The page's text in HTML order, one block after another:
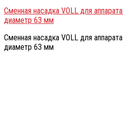
Сменная насадка VOLL для
диаметр 63 мм
Сменная насадка VOLL для
диаметр 63 мм